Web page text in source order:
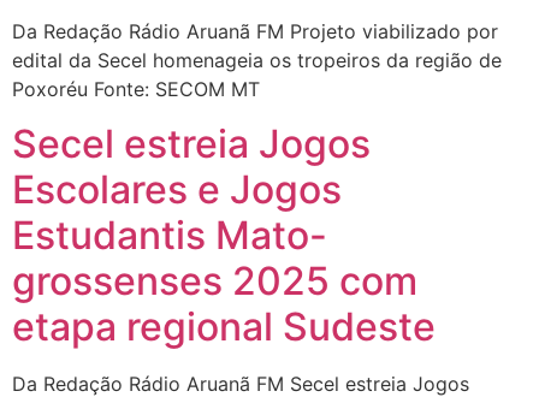
Da Redação Rádio Aruanã FM Projeto viabilizado por
edital da Secel homenageia os tropeiros da região de
Poxoréu Fonte: SECOM MT
Secel estreia Jogos
Escolares e Jogos
Estudantis Mato-
grossenses 2025 com
etapa regional Sudeste
Da Redação Rádio Aruanã FM Secel estreia Jogos